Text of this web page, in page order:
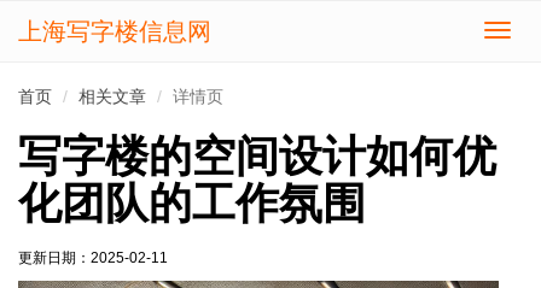
切
上海写字楼信息网
首页 相关文章 详情页
写字楼的空间设计如何优
化团队的工作氛围
更新日期： 2025-02-11